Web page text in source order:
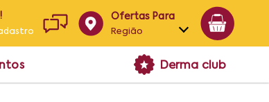
Ofertas Para
Região
Alagoas
Derma club